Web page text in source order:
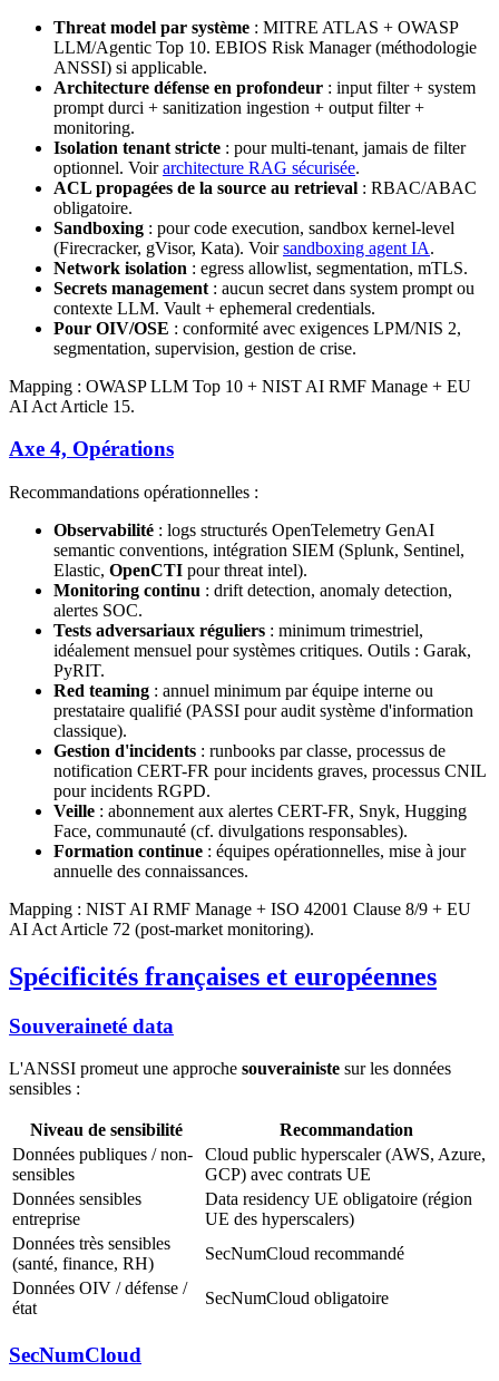
Threat model par système : MITRE ATLAS + OWASP
LLM/Agentic Top 10. EBIOS Risk Manager (méthodologie
ANSSI) si applicable.
Architecture défense en profondeur : input filter + system
prompt durci + sanitization ingestion + output filter +
monitoring.
Isolation tenant stricte : pour multi-tenant, jamais de filter
optionnel. Voirarchitecture RAG sécurisée.
ACL propagées de la source au retrieval : RBAC/ABAC
obligatoire.
Sandboxing : pour code execution, sandbox kernel-level
(Firecracker, gVisor, Kata). Voirsandboxing agent IA.
Network isolation : egress allowlist, segmentation, mTLS.
Secrets management : aucun secret dans system prompt ou
contexte LLM. Vault + ephemeral credentials.
Pour OIV/OSE : conformité avec exigences LPM/NIS 2,
segmentation, supervision, gestion de crise.
Mapping : OWASP LLM Top 10 + NIST AI RMF Manage + EU
AI Act Article 15.
Axe 4, Opérations
Recommandations opérationnelles :
Observabilité : logs structurés OpenTelemetry GenAI
semantic conventions, intégration SIEM (Splunk, Sentinel,
Elastic, OpenCTI pour threat intel).
Monitoring continu : drift detection, anomaly detection,
alertes SOC.
Tests adversariaux réguliers : minimum trimestriel,
idéalement mensuel pour systèmes critiques. Outils : Garak,
PyRIT.
Red teaming : annuel minimum par équipe interne ou
prestataire qualifié (PASSI pour audit système d'information
classique).
Gestion d'incidents : runbooks par classe, processus de
notification CERT-FR pour incidents graves, processus CNIL
pour incidents RGPD.
Veille : abonnement aux alertes CERT-FR, Snyk, Hugging
Face, communauté (cf. divulgations responsables).
Formation continue : équipes opérationnelles, mise à jour
annuelle des connaissances.
Mapping : NIST AI RMF Manage + ISO 42001 Clause 8/9 + EU
AI Act Article 72 (post-market monitoring).
Spécificités françaises et européennes
Souveraineté data
L'ANSSI promeut une approche souverainiste sur les données
sensibles :
Niveau de sensibilité
Recommandation
Données publiques / non-
sensibles
Cloud public hyperscaler (AWS, Azure,
GCP) avec contrats UE
Données sensibles
entreprise
Data residency UE obligatoire (région
UE des hyperscalers)
Données très sensibles
(santé, finance, RH)
SecNumCloud recommandé
Données OIV / défense /
état
SecNumCloud obligatoire
SecNumCloud